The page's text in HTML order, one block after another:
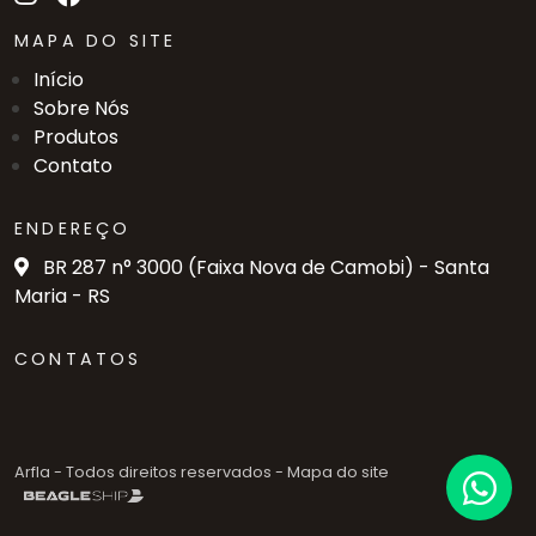
MAPA DO SITE
Início
Sobre Nós
Produtos
Contato
ENDEREÇO
BR 287 n° 3000 (Faixa Nova de Camobi) - Santa
Maria - RS
CONTATOS
Arfla - Todos direitos reservados - Mapa do site